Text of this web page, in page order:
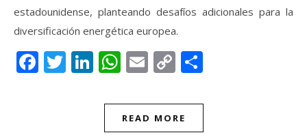
estadounidense, planteando desafíos adicionales para la
diversificación energética europea.
Facebook
Twitter
LinkedIn
WhatsApp
Email
Copy
READ MORE